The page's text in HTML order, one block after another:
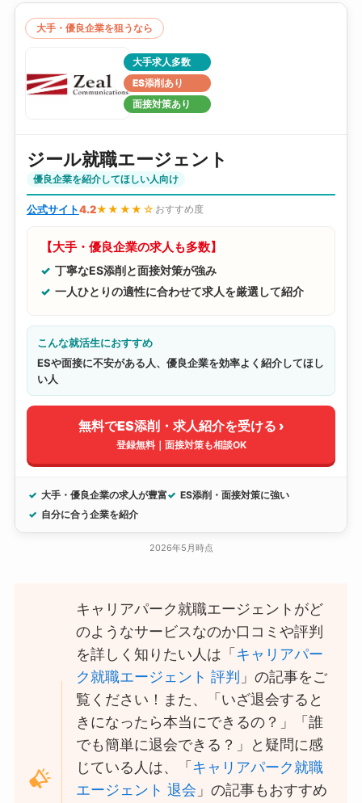
大手・優良企業を狙うなら
大手求人多数
ES添削あり
面接対策あり
ジール就職エージェント
優良企業を紹介してほしい人向け
公式サイト4.2★★★★☆ おすすめ度
【大手・優良企業の求人も多数】
丁寧なES添削と面接対策が強み
一人ひとりの適性に合わせて求人を厳選して紹介
こんな就活生におすすめ
ESや面接に不安がある人、優良企業を効率よく紹介してほし
い人
無料でES添削・求人紹介を受ける ›
登録無料｜面接対策も相談OK
大手・優良企業の求人が豊富
ES添削・面接対策に強い
自分に合う企業を紹介
2026年5月時点
キャリアパーク就職エージェントがど
のようなサービスなのか口コミや評判
を詳しく知りたい人は「 キャリアパー
ク就職エージェント 評判 」の記事をご
覧ください！また、「いざ退会すると
きになったら本当にできるの？」「誰
でも簡単に退会できる？」と疑問に感
じている人は、「 キャリアパーク就職
エージェント 退会 」の記事もおすすめ